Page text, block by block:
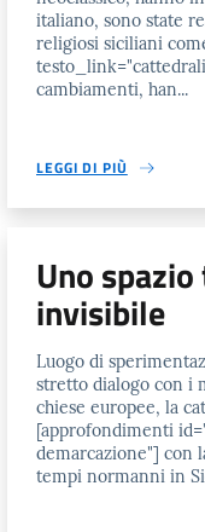
italiano, sono state
religiosi siciliani
cambiamenti, han...
LEGGI DI PIÙ
Uno
invisibile
Luogo di
stretto dialogo con i
chiese europee, la
[approfondimenti
demarcazione"] con
tempi normanni in